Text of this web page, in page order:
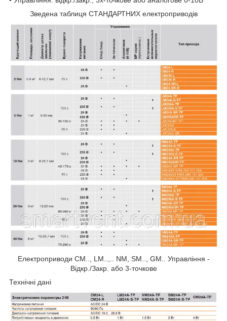
Зведена таблиця СТАНДАРТНИХ електроприводів
Електроприводи CM.., LM..,.. NM, SM.., GM.. Управління -
Відкр./Закр. або 3-точкове
Технічні дані